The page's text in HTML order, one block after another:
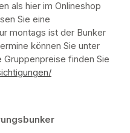
als hier im Onlineshop
Sie eine
montags ist der Bunker
können Sie unter
Gruppenpreise finden Sie